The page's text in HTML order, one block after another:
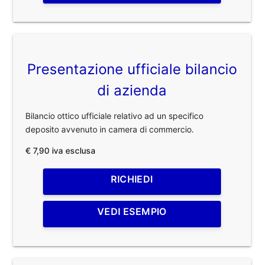
Presentazione ufficiale bilancio
di azienda
Bilancio ottico ufficiale relativo ad un specifico
deposito avvenuto in camera di commercio.
€ 7,90 iva esclusa
RICHIEDI
VEDI ESEMPIO